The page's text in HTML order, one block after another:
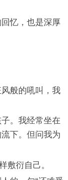
忆，也是深厚
般的吼叫，我
。我经常坐在
下。但问我为
衍自己。